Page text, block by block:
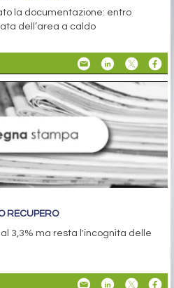
la documentazione: entro
dell’area a caldo
RECUPERO
3,3% ma resta l'incognita delle